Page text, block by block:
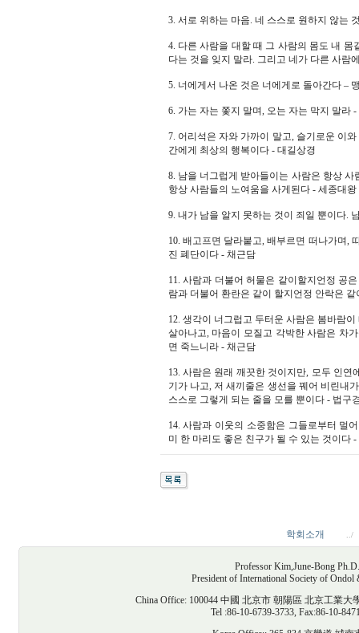
3. 서로 위하는 마음. 네 스스로 원하지 않는
4. 다른 사람을 대할 때 그 사람의 몸도 내
다는 것을 잊지 말라. 그리고 네가 다른 사람
5. 너에게서 나온 것은 너에게로 돌아간다 –
6. 가는 자는 쫓지 말며, 오는 자는 막지 말라 -
7. 어리석은 자와 가까이 말고, 슬기로운 이
간에게 최상의 행복이다 - 대길상경
8. 남을 너그럽게 받아들이는 사람은 항상
항상 사람들의 노여움을 사게된다 - 세종대왕
9. 내가 남을 알지 못하는 것이 죄일 뿐이다.
10. 배고프면 달라붙고, 배부르면 떠나가며,
진 폐단이다 - 채근담
11. 사람과 더불어 허물은 같이할지언정 공
람과 더불어 환란은 같이 할지언정 안락은
12. 생각이 너그럽고 두터운 사람은 봄바람
살아나고, 마음이 모질고 각박한 사람은 차
면 죽느니라 - 채근담
13. 사람은 원래 깨끗한 것이지만, 모두 인
기가 나고, 저 새끼줄은 생선을 꿰어 비린내
스스로 그렇게 되는 줄을 모를 뿐이다 - 법구
14. 사람과 이웃의 소중함은 그들로부터 멀
미 한 마리도 좋은 친구가 될 수 있는 것이다 -
학회소개 ../
Professor Kim,June-Bong
President of International Society of Ondol
China Office: 100044 中國 北京市 朝陽區 北京工業
Tel :86-10-6739-3733, Fax:86-10-